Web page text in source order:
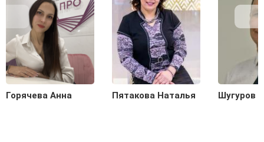
Горячева Анна Пятакова Наталья Шугуров